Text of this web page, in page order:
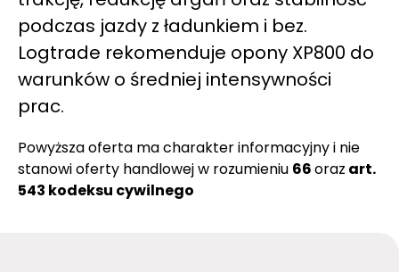
podczas jazdy z ładunkiem i bez.
Logtrade rekomenduje opony XP800 do
warunków o średniej intensywności
prac.
Powyższa oferta ma charakter informacyjny i nie
stanowi oferty handlowej w rozumieniu 66oraz art.
543 kodeksu cywilnego